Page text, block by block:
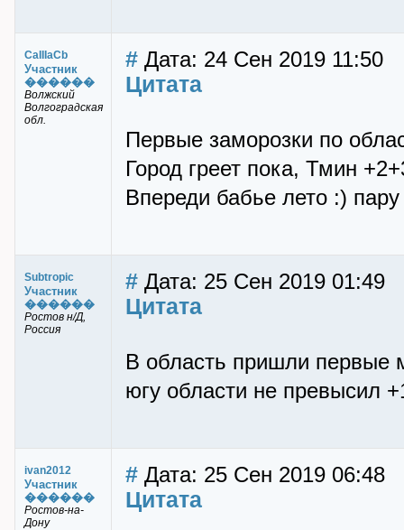
CaIIIaCb
Участник
������
Волжский
Волгоградская
обл.
# Дата: 24 Сен 2019 11:50
Цитата
Первые заморозки по
Город греет пока, Тмин
Впереди бабье лето :)
Subtropic
Участник
������
Ростов н/Д,
Россия
# Дата: 25 Сен 2019 01:49
Цитата
В область пришли первые
югу области не превысил
ivan2012
Участник
������
Ростов-на-
Дону
# Дата: 25 Сен 2019 06:48
Цитата